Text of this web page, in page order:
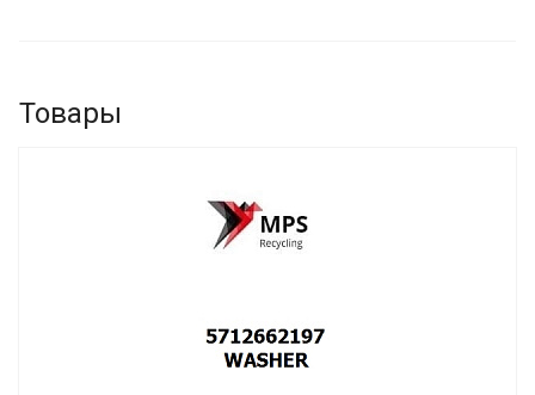
Товары